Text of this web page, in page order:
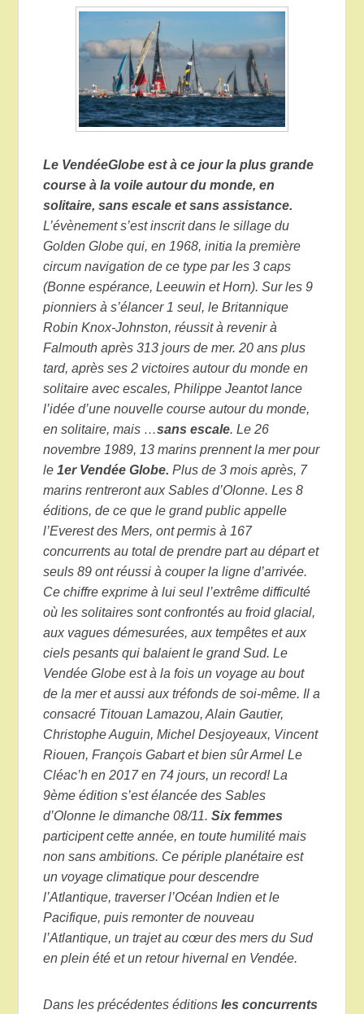
Le VendéeGlobe est à ce jour la plus grande
course à la voile autour du monde, en
solitaire, sans escale et sans assistance.
L’évènement s’est inscrit dans le sillage du
Golden Globe qui, en 1968, initia la première
circum navigation de ce type par les 3 caps
(Bonne espérance, Leeuwin et Horn). Sur les 9
pionniers à s’élancer 1 seul, le Britannique
Robin Knox-Johnston, réussit à revenir à
Falmouth après 313 jours de mer. 20 ans plus
tard, après ses 2 victoires autour du monde en
solitaire avec escales, Philippe Jeantot lance
l’idée d’une nouvelle course autour du monde,
en solitaire, mais …sans escale. Le 26
novembre 1989, 13 marins prennent la mer pour
le1er Vendée Globe.Plus de 3 mois après, 7
marins rentreront aux Sables d’Olonne. Les 8
éditions, de ce que le grand public appelle
l’Everest des Mers, ont permis à 167
concurrents au total de prendre part au départ et
seuls 89 ont réussi à couper la ligne d’arrivée.
Ce chiffre exprime à lui seul l’extrême difficulté
où les solitaires sont confrontés au froid glacial,
aux vagues démesurées, aux tempêtes et aux
ciels pesants qui balaient le grand Sud. Le
Vendée Globe est à la fois un voyage au bout
de la mer et aussi aux tréfonds de soi-même. Il a
consacré Titouan Lamazou, Alain Gautier,
Christophe Auguin, Michel Desjoyeaux, Vincent
Riouen, François Gabart et bien sûr Armel Le
Cléac’h en 2017 en 74 jours, un record! La
9ème édition s’est élancée des Sables
d’Olonne le dimanche 08/11.Six femmes
participent cette année, en toute humilité mais
non sans ambitions. Ce périple planétaire est
un voyage climatique pour descendre
l’Atlantique, traverser l’Océan Indien et le
Pacifique, puis remonter de nouveau
l’Atlantique, un trajet au cœur des mers du Sud
en plein été et un retour hivernal en Vendée.
Dans les précédentes éditionsles concurrents